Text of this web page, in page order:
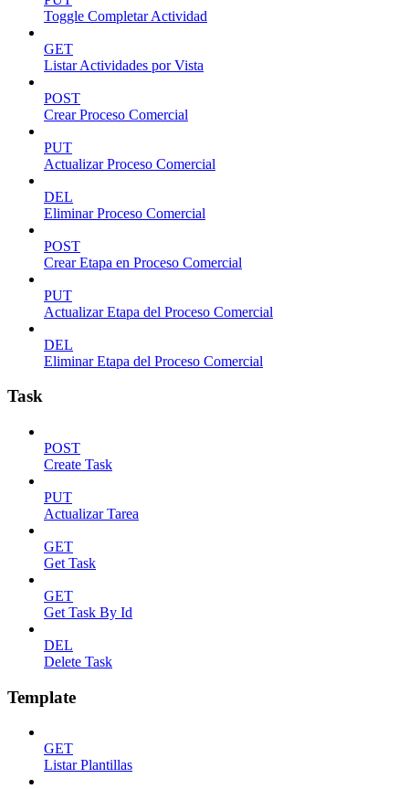
Toggle Completar Actividad
GET
Listar Actividades por Vista
POST
Crear Proceso Comercial
PUT
Actualizar Proceso Comercial
DEL
Eliminar Proceso Comercial
POST
Crear Etapa en Proceso Comercial
PUT
Actualizar Etapa del Proceso Comercial
DEL
Eliminar Etapa del Proceso Comercial
Task
POST
Create Task
PUT
Actualizar Tarea
GET
Get Task
GET
Get Task By Id
DEL
Delete Task
Template
GET
Listar Plantillas